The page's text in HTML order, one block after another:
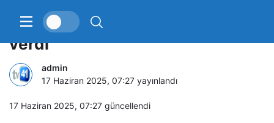
“Anne Okulu” ilk mezunlarını
verdi
admin
17 Haziran 2025, 07:27 yayınlandı
17 Haziran 2025, 07:27 güncellendi